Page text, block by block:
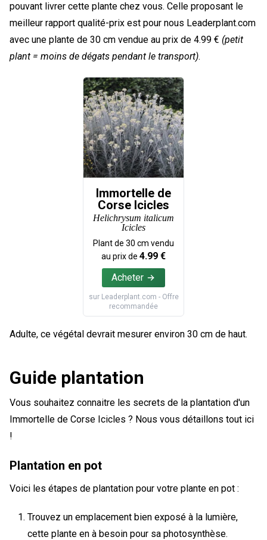
pouvant livrer cette plante chez vous. Celle proposant le
meilleur rapport qualité-prix est pour nous Leaderplant.com
avec une plante de 30 cm vendue au prix de 4.99 € (petit
plant = moins de dégats pendant le transport).
Immortelle de
Corse Icicles
Helichrysum italicum
Icicles
Plant de 30 cm vendu
au prix de 4.99 €
Acheter
sur Leaderplant.com - Offre
recommandée
Adulte, ce végétal devrait mesurer environ 30 cm de haut.
Guide plantation
Vous souhaitez connaitre les secrets de la plantation d'un
Immortelle de Corse Icicles ? Nous vous détaillons tout ici
!
Plantation en pot
Voici les étapes de plantation pour votre plante en pot :
Trouvez un emplacement bien exposé à la lumière,
cette plante en à besoin pour sa photosynthèse.